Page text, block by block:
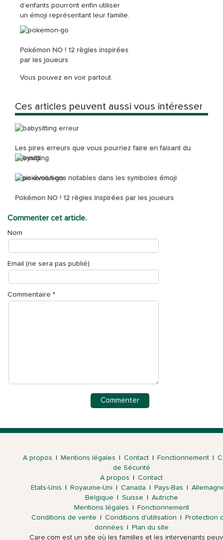
d’enfants pourront enfin utiliser
un émoji représentant leur famille.
Pokémon NO ! 12 règles inspirées
par les joueurs
Vous pouvez en voir partout.
Ces articles peuvent aussi vous intéresser
Les pires erreurs que vous pourriez faire en faisant du
babysitting
Trois évolutions notables dans les symboles émoji
Pokémon NO ! 12 règles inspirées par les joueurs
Commenter cet article.
Nom
Email (ne sera pas publié)
Commentaire *
A propos Mentions légales Contact Fonctionnement
de Sécurité
A propos
Contact
Etats-Unis
Royaume-Uni Canada Pays-Bas
Belgique
Suisse
Autriche
Mentions légales
Fonctionnement
Conditions de vente
Conditions d'utilisation
Protection
données
Plan du site
Care.com est un site où les familles et les intervenants